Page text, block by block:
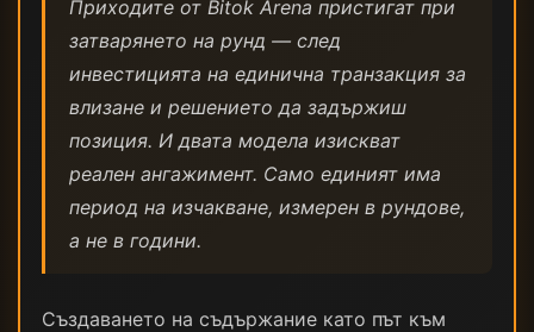
Приходите от Bitok Arena пристигат при
затварянето на рунд — след
инвестицията на единична транзакция за
влизане и решението да задържиш
позиция. И двата модела изискват
реален ангажимент. Само единият има
период на изчакване, измерен в рундове,
а не в години.
Създаването на съдържание като път към